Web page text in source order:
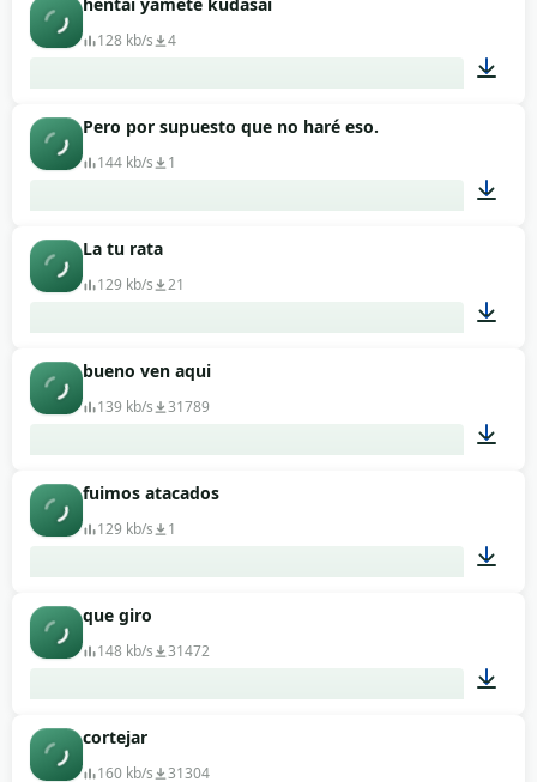
128 kb/s 4
Pero por supuesto que no haré eso.
144 kb/s 1
La tu rata
129 kb/s 21
bueno ven aqui
139 kb/s 31789
fuimos atacados
129 kb/s 1
que giro
148 kb/s 31472
cortejar
160 kb/s 31304